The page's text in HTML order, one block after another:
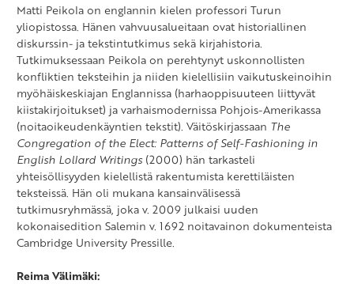
Matti Peikola on englannin kielen professori Turun
yliopistossa. Hänen vahvuusalueitaan ovat historiallinen
diskurssin- ja tekstintutkimus sekä kirjahistoria.
Tutkimuksessaan Peikola on perehtynyt uskonnollisten
konfliktien teksteihin ja niiden kielellisiin vaikutuskeinoihin
myöhäiskeskiajan Englannissa (harhaoppisuuteen liittyvät
kiistakirjoitukset) ja varhaismodernissa Pohjois-Amerikassa
(noitaoikeudenkäyntien tekstit). Väitöskirjassaan The
Congregation of the Elect: Patterns of Self-Fashioning in
English Lollard Writings (2000) hän tarkasteli
yhteisöllisyyden kielellistä rakentumista kerettiläisten
teksteissä. Hän oli mukana kansainvälisessä
tutkimusryhmässä, joka v. 2009 julkaisi uuden
kokonaisedition Salemin v. 1692 noitavainon dokumenteista
Cambridge University Pressille.
Reima Välimäki: